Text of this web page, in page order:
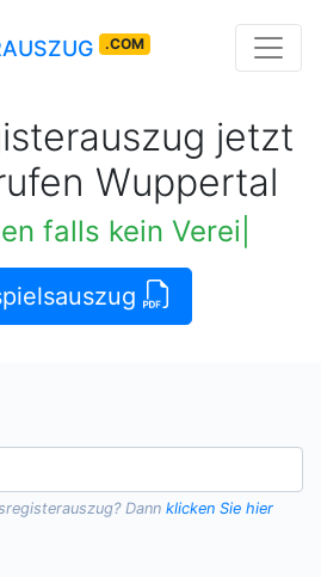
.COM
jetzt
Wuppertal
? Dann klicken Sie hier